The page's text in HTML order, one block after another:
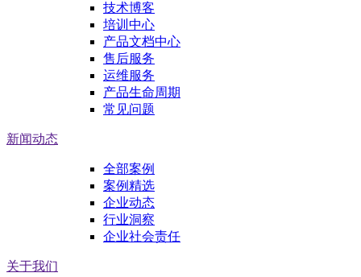
技术博客
培训中心
产品文档中心
售后服务
运维服务
产品生命周期
常见问题
新闻动态
全部案例
案例精选
企业动态
行业洞察
企业社会责任
关于我们